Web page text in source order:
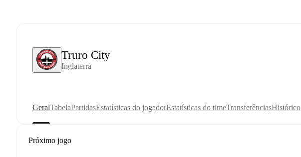
Truro City
Inglaterra
GeralTabelaPartidasEstatísticas do jogadorEstatísticas do timeTransferênciasHistórico
Próximo jogo